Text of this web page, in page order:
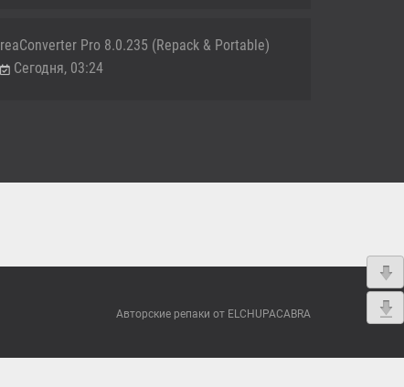
reaConverter Pro 8.0.235 (Repack & Portable)
Сегодня, 03:24
Авторские репаки от ELCHUPACABRA